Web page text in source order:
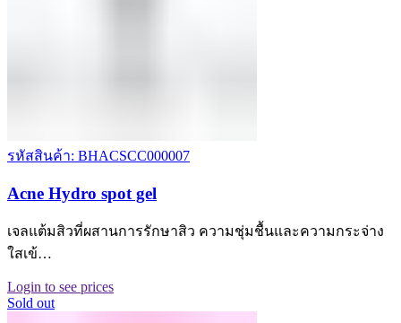
รหัสสินค้า: BHACSCC000007
Acne Hydro spot gel
เจลแต้มสิวที่ผสานการรักษาสิว ความชุ่มชื้นและความกระจ่าง
ใสเข้…
Login to see prices
Sold out